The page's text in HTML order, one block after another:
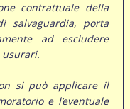
contrattuale della
salvaguardia, porta
ad escludere
si può applicare il
e l’eventuale